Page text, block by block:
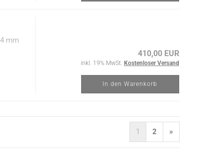
mm
410,00 EUR
inkl. 19% MwSt. Kostenloser Versand
In den Warenkorb
1 2 »